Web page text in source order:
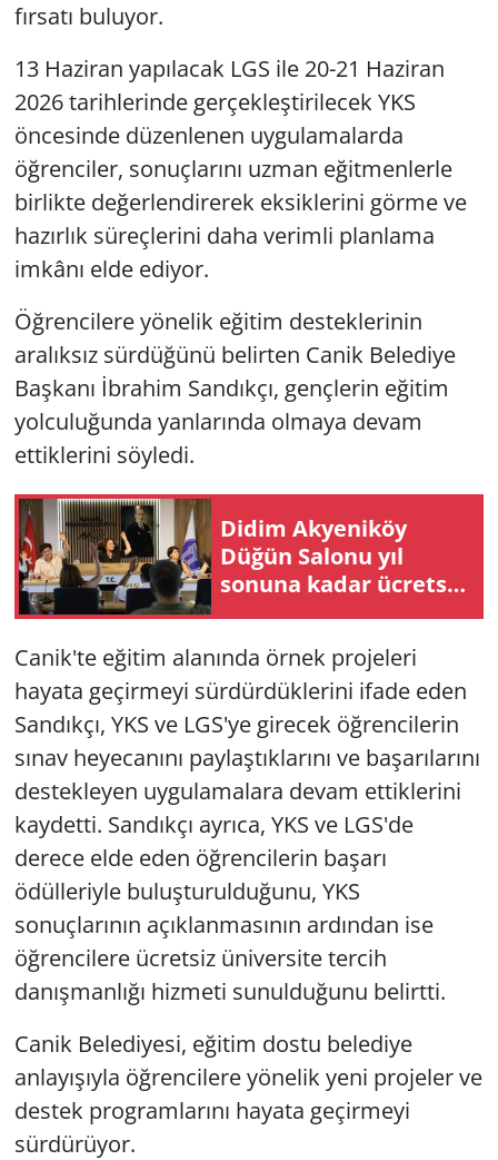
fırsatı buluyor.
13 Haziran yapılacak LGS ile 20-21 Haziran
2026 tarihlerinde gerçekleştirilecek YKS
öncesinde düzenlenen uygulamalarda
öğrenciler, sonuçlarını uzman eğitmenlerle
birlikte değerlendirerek eksiklerini görme ve
hazırlık süreçlerini daha verimli planlama
imkânı elde ediyor.
Öğrencilere yönelik eğitim desteklerinin
aralıksız sürdüğünü belirten Canik Belediye
Başkanı İbrahim Sandıkçı, gençlerin eğitim
yolculuğunda yanlarında olmaya devam
ettiklerini söyledi.
Didim Akyeniköy
Düğün Salonu yıl
sonuna kadar ücretsiz
hizmet verecek
Canik'te eğitim alanında örnek projeleri
hayata geçirmeyi sürdürdüklerini ifade eden
Sandıkçı, YKS ve LGS'ye girecek öğrencilerin
sınav heyecanını paylaştıklarını ve başarılarını
destekleyen uygulamalara devam ettiklerini
kaydetti. Sandıkçı ayrıca, YKS ve LGS'de
derece elde eden öğrencilerin başarı
ödülleriyle buluşturulduğunu, YKS
sonuçlarının açıklanmasının ardından ise
öğrencilere ücretsiz üniversite tercih
danışmanlığı hizmeti sunulduğunu belirtti.
Canik Belediyesi, eğitim dostu belediye
anlayışıyla öğrencilere yönelik yeni projeler ve
destek programlarını hayata geçirmeyi
sürdürüyor.